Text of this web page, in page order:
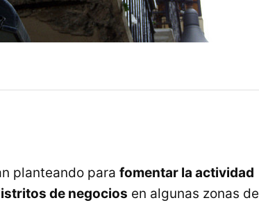
planteando para fomentar la actividad
de negocios en algunas zonas de